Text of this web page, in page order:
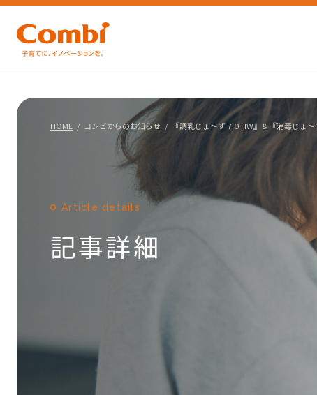
HOME コンビからのお知らせ 『調乳じょ〜ず７０HW』＆『消毒じょ
Article details
記事詳細